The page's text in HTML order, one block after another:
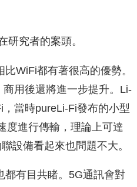
研究者的案頭。
WiFi都有著很高的優勢。
用後還將進一步提升。Li-
當時pureLi-Fi發布的小型
度進行傳輸，理論上可達
設備看起來也問題不大。
都有目共睹。5G通訊會對